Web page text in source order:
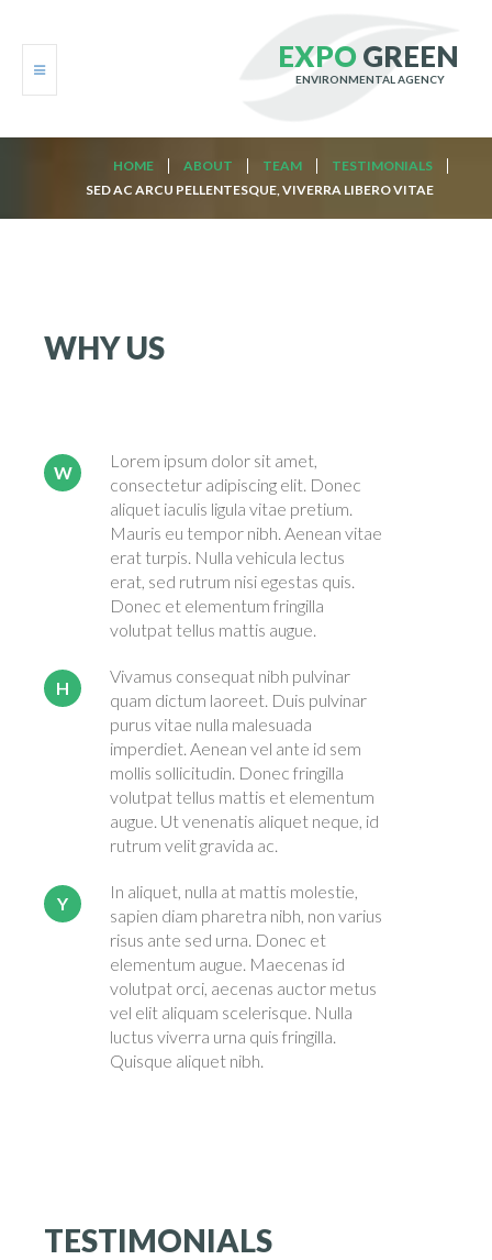
EXPOGREEN
ENVIRONMENTAL AGENCY
BLOG
HOME ABOUT TEAM
TESTIMONIALS
SED AC ARCU PELLENTESQUE, VIVERRA LIBERO VITAE
WHYUS
W
Lorem ipsum dolor sit amet,
consectetur adipiscing elit. Donec
aliquet iaculis ligula vitae pretium.
Mauris eu tempor nibh. Aenean vitae
erat turpis. Nulla vehicula lectus
erat, sed rutrum nisi egestas quis.
Donec et elementum fringilla
volutpat tellus mattis augue.
H
Vivamus consequat nibh pulvinar
quam dictum laoreet. Duis pulvinar
purus vitae nulla malesuada
imperdiet. Aenean vel ante id sem
mollis sollicitudin. Donec fringilla
volutpat tellus mattis et elementum
augue. Ut venenatis aliquet neque, id
rutrum velit gravida ac.
Y
In aliquet, nulla at mattis molestie,
sapien diam pharetra nibh, non varius
risus ante sed urna. Donec et
elementum augue. Maecenas id
volutpat orci, aecenas auctor metus
vel elit aliquam scelerisque. Nulla
luctus viverra urna quis fringilla.
Quisque aliquet nibh.
TESTIMONIALS